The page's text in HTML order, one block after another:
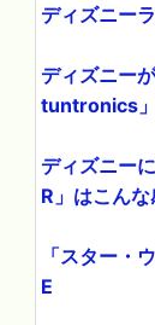
ディズニー
ディズニー
tuntronics
ディズニー
R」はこん
「スター・
E